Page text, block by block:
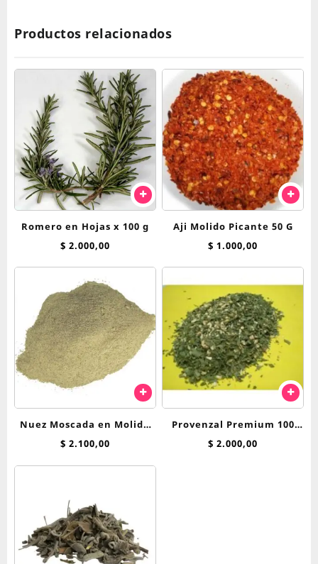
Productos relacionados
Romero en Hojas x 100 g
$ 2.000,00
Aji Molido Picante 50 G
$ 1.000,00
Nuez Moscada en Molida
50 gr
$ 2.100,00
Provenzal Premium 100
grs
$ 2.000,00